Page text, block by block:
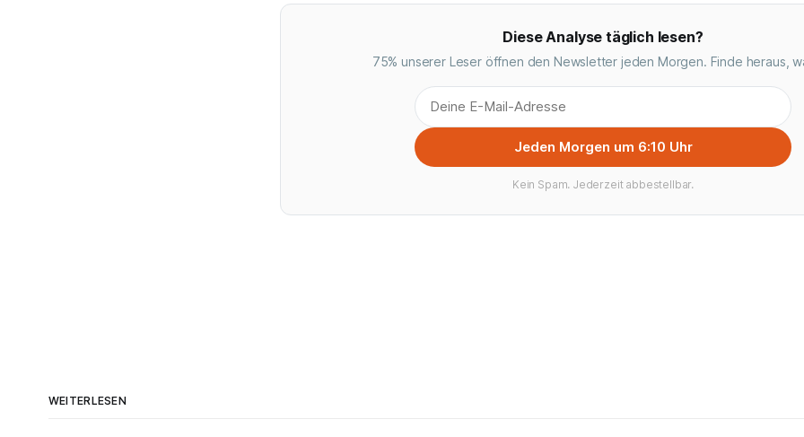
Diese Analyse täglich lesen?
75% unserer Leser öffnen den Newsletter jeden Morgen. Finde heraus,
Jeden Morgen um 6:10 Uhr
Kein Spam. Jederzeit abbestellbar.
WEITERLESEN